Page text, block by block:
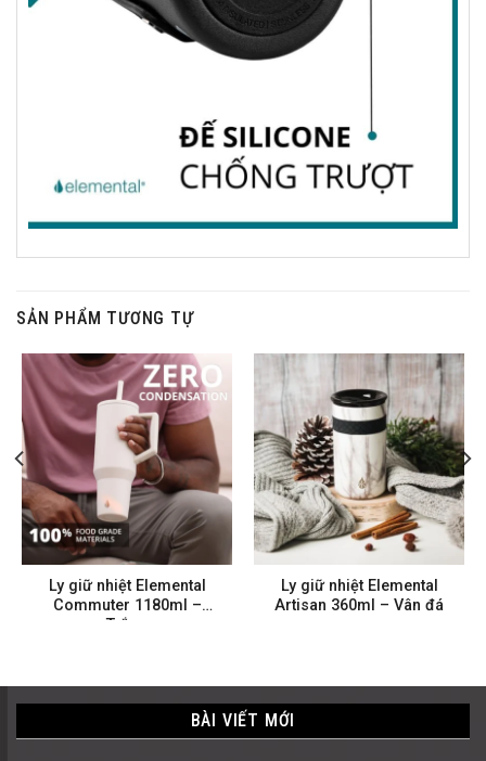
SẢN PHẨM TƯƠNG TỰ
Ly giữ nhiệt Elemental
Commuter 1180ml –
Trắng
Ly giữ nhiệt Elemental
Artisan 360ml – Vân đá
BÀI VIẾT MỚI